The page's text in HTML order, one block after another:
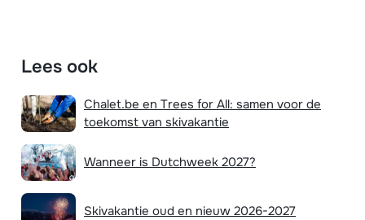
Lees ook
Chalet.be en Trees for All: samen voor de
toekomst van skivakantie
Wanneer is Dutchweek 2027?
Skivakantie oud en nieuw 2026-2027